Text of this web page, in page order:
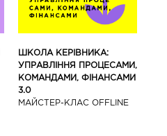
ШКОЛА КЕРІВНИКА:
УПРАВЛІННЯ ПРОЦЕСАМИ,
КОМАНДАМИ, ФІНАНСАМИ
3.0
МАЙCТЕР-КЛАС OFFLINE